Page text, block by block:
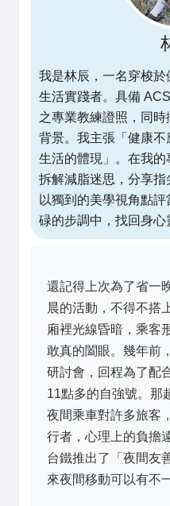
我是林辰，一名穿梭
生活實踐者。具備
之專業教練證照，同
背景。我主張「健康
生活的體現」。在我
拆解減脂迷思，分享
以獨到的美學視角點
碌的步調中，找回身心
還記得上次為了省一
晨的活動，不得不搭
廂裡光線昏暗，乘客
敢真的闔眼。幾年前
研討會，回程為了配
11點多的自強號。那
夜間乘車對許多旅客
行者，心理上的負擔
台鐵推出了「夜間友
來夜間移動可以有不